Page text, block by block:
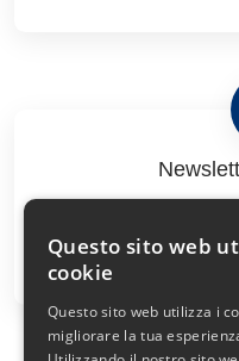
Ricevi le nostre
Questo sito web
cookie
Questo sito web utilizza i
migliorare la tua